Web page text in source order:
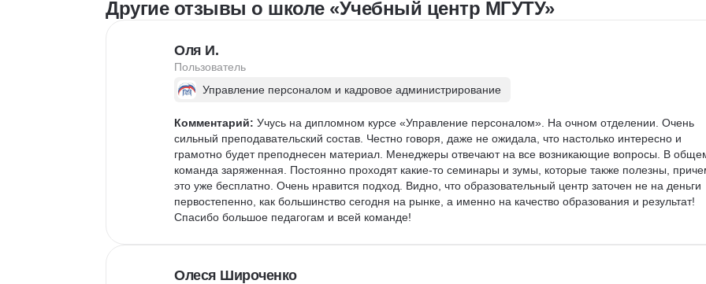
Другие отзывы о школе «Учебный центр МГУТУ»
Оля И.
Пользователь
Управление персоналом и кадровое администрирование
Комментарий: Учусь на дипломном курсе «Управление персоналом». На очном отделении. Очень
сильный преподавательский состав. Честно говоря, даже не ожидала, что настолько интересно и
грамотно будет преподнесен материал. Менеджеры отвечают на все возникающие вопросы. В
команда заряженная. Постоянно проходят какие-то семинары и зумы, которые также полезны,
это уже бесплатно. Очень нравится подход. Видно, что образовательный центр заточен не на деньги
первостепенно, как большинство сегодня на рынке, а именно на качество образования и результат!
Спасибо большое педагогам и всей команде!
Олеся Широченко